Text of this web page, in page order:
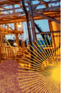
ลภาค
าร